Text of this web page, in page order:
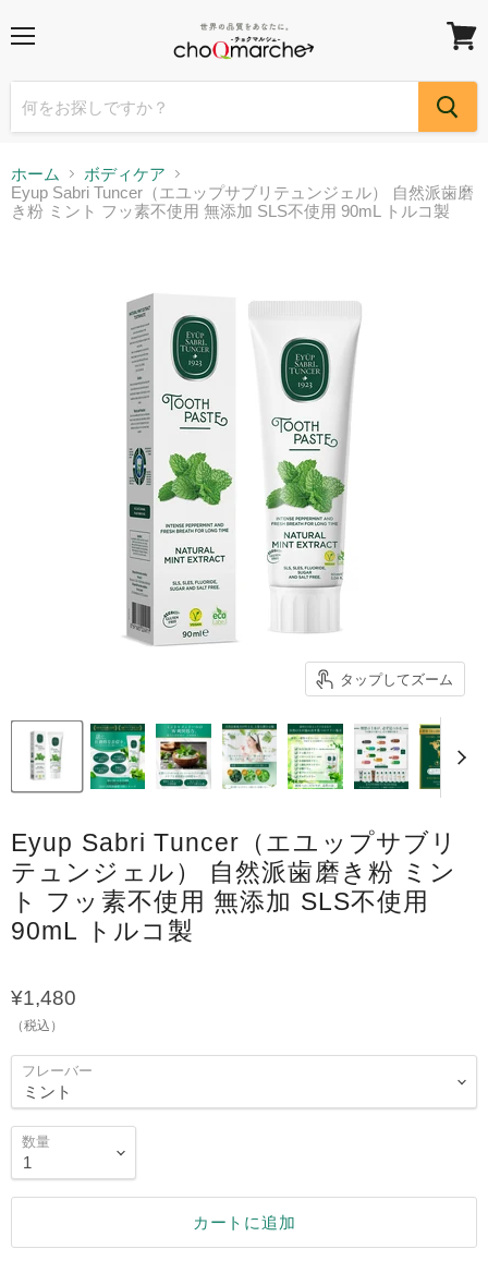
ュ
ー
ト
を
ホーム
ボディケア
Eyup Sabri Tuncer（エユップサブリテュンジェル） 自然派歯磨
き粉 ミント フッ素不使用 無添加 SLS不使用 90mL トルコ製
タップしてズーム
Eyup Sabri Tuncer（エユップサブリ
テュンジェル） 自然派歯磨き粉 ミン
ト フッ素不使用 無添加 SLS不使用
90mL トルコ製
¥1,480
（税込）
フレーバー
数量
カートに追加